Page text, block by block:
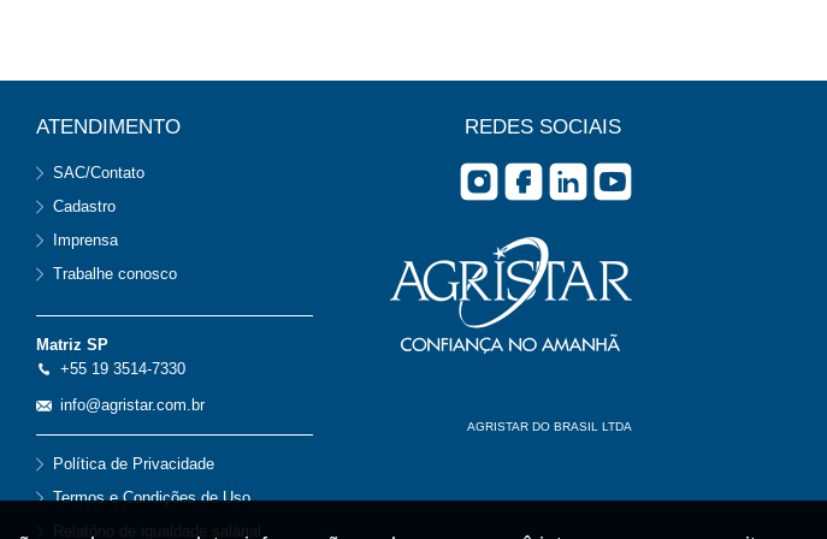
ATENDIMENTO
SAC/Contato
Cadastro
Imprensa
Trabalhe conosco
Matriz SP
+55 19 3514-7330
info@agristar.com.br
Política de Privacidade
Termos e Condições de Uso
Relatório de igualdade salárial
REDES SOCIAIS
AGRISTAR DO BRASIL LTDA